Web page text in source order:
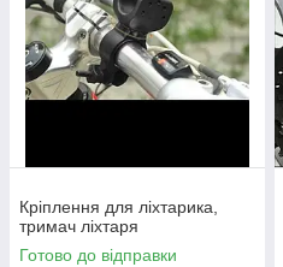
Кріплення для ліхтарика,
тримач ліхтаря
Готово до відправки